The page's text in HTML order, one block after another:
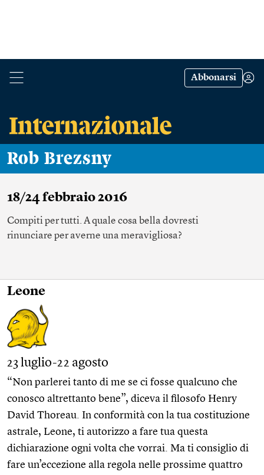
Abbonarsi
Rob Brezsny
18/24 febbraio 2016
Compiti per tutti. A quale cosa bella dovresti
rinunciare per averne una meravigliosa?
Leone
23 luglio-22 agosto
“Non parlerei tanto di me se ci fosse qualcuno che
conosco altrettanto bene”, diceva il filosofo Henry
David Thoreau. In conformità con la tua costituzione
astrale, Leone, ti autorizzo a fare tua questa
dichiarazione ogni volta che vorrai. Ma ti consiglio di
fare un’eccezione alla regola nelle prossime quattro